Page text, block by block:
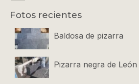
Fotos recientes
Baldosa de pizarra
Pizarra negra de León